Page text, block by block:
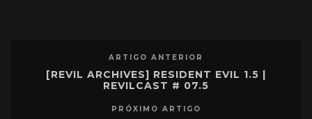
ARTIGO ANTERIOR
[REVIL ARCHIVES] RESIDENT EVIL 1.5 |
REVILCAST # 07.5
PRÓXIMO ARTIGO